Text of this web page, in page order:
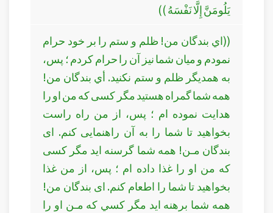
يَلُومَنَّ إِلَّا نَفْسَهُ ))
((اي بندگان من! ظلم و ستم را بر خود حرام
نمودم و ميان شما نيز آن را حرام كردم ؛ پس،
به همديگر ظلم و ستم نكنيد. أي بندگان من!
همه شما گمراه هستيد مگر كسی كه من او را
هدايت نموده ام ؛ پس، از من راه راست
بخواهيد تا شما را به آن راهنمايی كنم. ای
بندگان مـن! همه شما گرسنه ايد مگر كسی
كه من او را غذا داده ام ؛ پس، از من غذا
بخواهيد تا شما را اطعام كنم. ای بندگان من!
همه شما برهنه ايد مگر كسي كه مـن او را